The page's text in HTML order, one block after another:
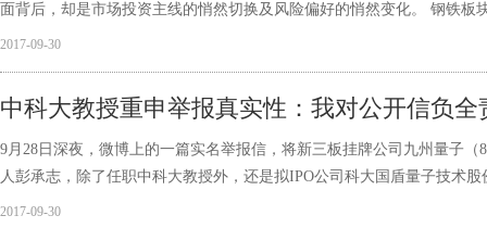
面背后，却是市场投资主线的悄然切换及风险偏好的悄然变化。 钢铁板
2017-09-30
中科大教授重申举报真实性：我对公开信负全
9月28日深夜，微博上的一篇实名举报信，将新三板挂牌公司九州量子
人彭承志，除了任职中科大教授外，还是拟IPO公司科大国盾量子技术股
2017-09-30